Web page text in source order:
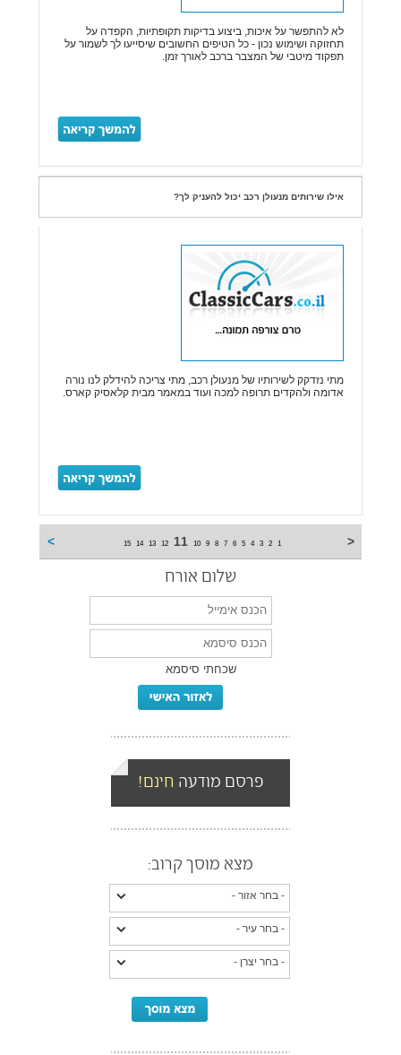
שלום אורח
שכחתי סיסמא
פרסם מודעה חינם!
מצא מוסך קרוב:
לא להתפשר על איכות, ביצוע בדיקות תקופתיות, הקפדה על
תחזוקה ושימוש נכון - כל הטיפים החשובים שיסייעו לך לשמור על
תפקוד מיטבי של המצבר ברכב לאורך זמן.
אילו שירותים מנעולן רכב יכול להעניק לך?
מתי נזדקק לשירותיו של מנעולן רכב, מתי צריכה להידלק לנו נורה
אדומה ולהקדים תרופה למכה ועוד במאמר מבית קלאסיק קארס.
<
1
2
3
4
5
6
7
8
9
10
11
12
13
14
15
>